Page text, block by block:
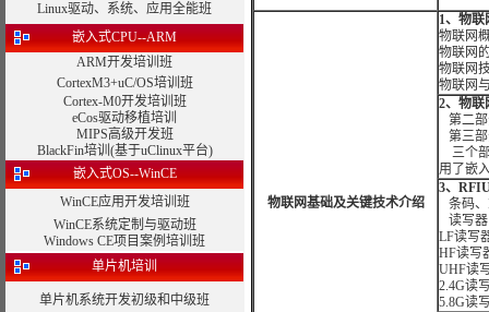
Linux驱动、系统、应用全能班
嵌入式CPU--ARM
ARM开发培训班
CortexM3+uC/OS培训班
Cortex-M0开发培训班
eCos驱动移植培训
MIPS高级开发班
BlackFin培训(基于uClinux平台)
嵌入式OS--WinCE
WinCE应用开发培训班
WinCE系统定制与驱动班
Windows CE项目案例培训班
单片机培训
单片机系统开发初级和中级班
物联网基础及关键技术介绍
1、物
物联网
物联网
物联网
物联网
2、物联
第二
第三
三个
用了嵌
3、
条码
读写
LF读写
HF读写
UHF读
2.4G读
5.8G读